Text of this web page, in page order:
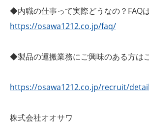
◆内職の仕事って実際どうなの？FAQ
https://osawa1212.co.jp/faq/
◆製品の運搬業務にご興味のある方は
https://osawa1212.co.jp/recruit/
株式会社オオサワ